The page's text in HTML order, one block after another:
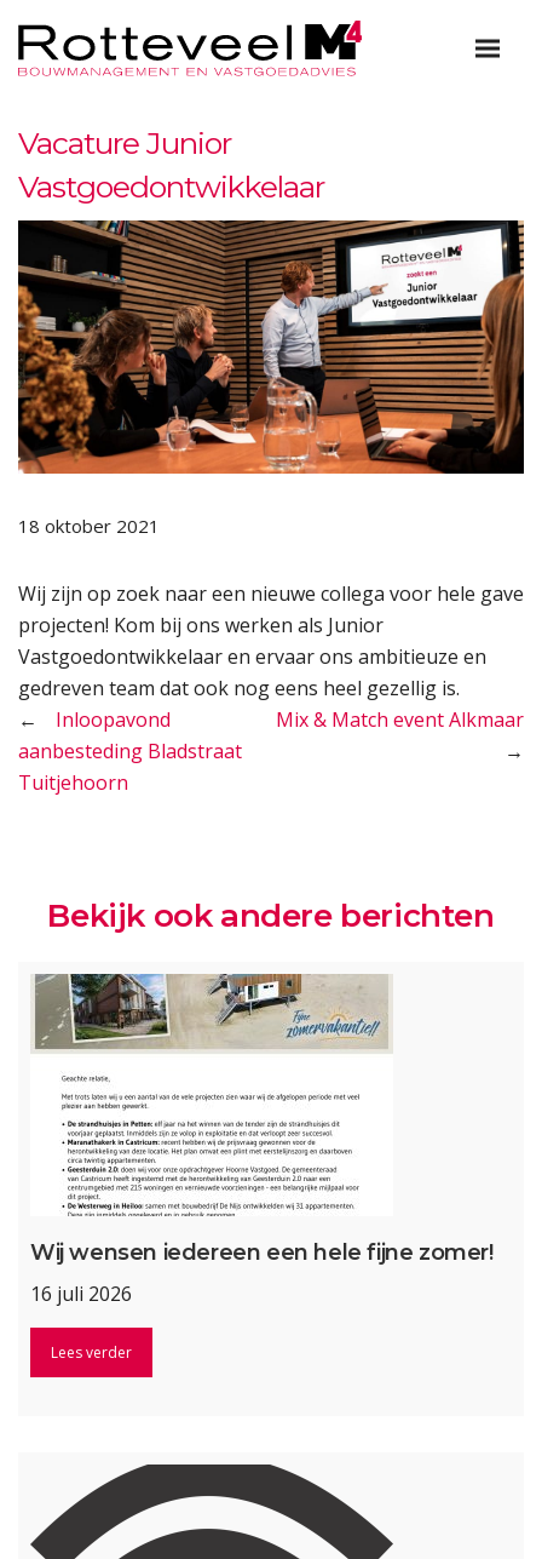
Vacature Junior
Vastgoedontwikkelaar
18 oktober 2021
Wij zijn op zoek naar een nieuwe collega voor hele gave
projecten! Kom bij ons werken als Junior
Vastgoedontwikkelaar en ervaar ons ambitieuze en
gedreven team dat ook nog eens heel gezellig is.
Bericht
navigatie
Inloopavond
aanbesteding Bladstraat
Tuitjehoorn
Mix & Match event Alkmaar
Bekijk ook andere berichten
Wij wensen iedereen een hele fijne zomer!
16 juli 2026
Lees verder